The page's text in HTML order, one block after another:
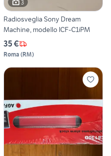
3
Radiosveglia Sony Dream
Machine, modello ICF-C1iPM
35 €
Roma (RM)